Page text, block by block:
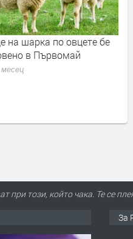
на шарка по овцете бе
в Първомай
при този, който чака. Те се
За